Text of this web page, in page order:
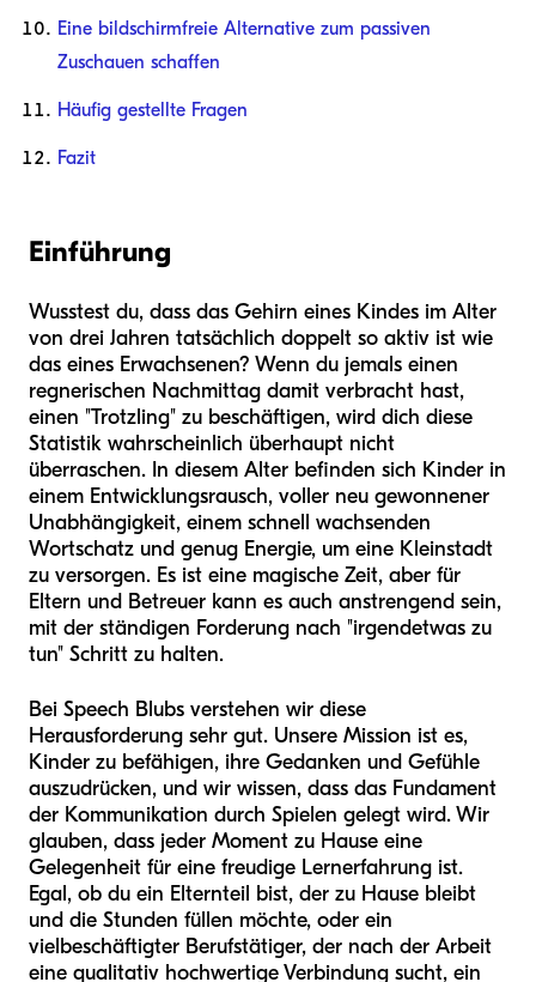
Eine bildschirmfreie Alternative zum passiven
Zuschauen schaffen
Häufig gestellte Fragen
Fazit
Einführung
Wusstest du, dass das Gehirn eines Kindes im Alter
von drei Jahren tatsächlich doppelt so aktiv ist wie
das eines Erwachsenen? Wenn du jemals einen
regnerischen Nachmittag damit verbracht hast,
einen "Trotzling" zu beschäftigen, wird dich diese
Statistik wahrscheinlich überhaupt nicht
überraschen. In diesem Alter befinden sich Kinder in
einem Entwicklungsrausch, voller neu gewonnener
Unabhängigkeit, einem schnell wachsenden
Wortschatz und genug Energie, um eine Kleinstadt
zu versorgen. Es ist eine magische Zeit, aber für
Eltern und Betreuer kann es auch anstrengend sein,
mit der ständigen Forderung nach "irgendetwas zu
tun" Schritt zu halten.
Bei Speech Blubs verstehen wir diese
Herausforderung sehr gut. Unsere Mission ist es,
Kinder zu befähigen, ihre Gedanken und Gefühle
auszudrücken, und wir wissen, dass das Fundament
der Kommunikation durch Spielen gelegt wird. Wir
glauben, dass jeder Moment zu Hause eine
Gelegenheit für eine freudige Lernerfahrung ist.
Egal, ob du ein Elternteil bist, der zu Hause bleibt
und die Stunden füllen möchte, oder ein
vielbeschäftigter Berufstätiger, der nach der Arbeit
eine qualitativ hochwertige Verbindung sucht, ein